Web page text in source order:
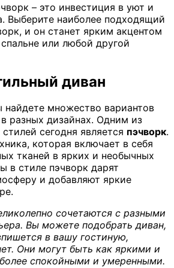
– это инвестиция в уют и
Выберите наиболее подходящий
и он станет ярким акцентом
или любой другой
диван
множество вариантов
разных дизайнах. Одним из
сегодня является пэчворк.
которая включает в себя
тканей в ярких и необычных
в стиле пэчворк дарят
и добавляют яркие
сочетаются с разными
Вы можете подобрать диван,
в вашу гостиную,
Они могут быть как яркими и
спокойными и умеренными.